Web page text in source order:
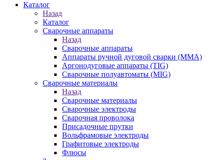
Каталог
Назад
Каталог
Сварочные аппараты
Назад
Сварочные аппараты
Аппараты ручной дуговой сварки (MMA)
Аргонодуговые аппараты (TIG)
Сварочные полуавтоматы (MIG)
Сварочные материалы
Назад
Сварочные материалы
Сварочные электроды
Сварочная проволока
Присадочные прутки
Вольфрамовые электроды
Графитовые электроды
Флюсы